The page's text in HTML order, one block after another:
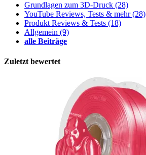
Grundlagen zum 3D-Druck (28)
YouTube Reviews, Tests & mehr(28)
Produkt Reviews & Tests (18)
Allgemein (9)
alle Beiträge
Zuletzt bewertet